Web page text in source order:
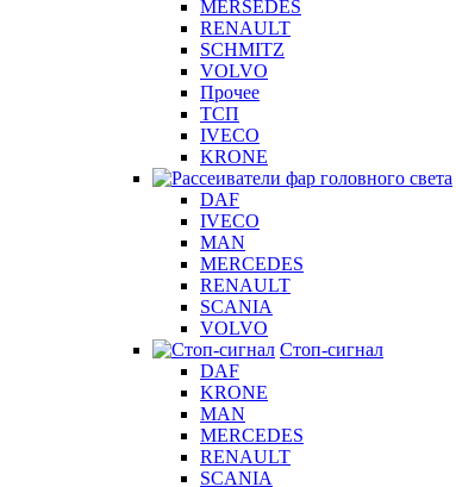
MERSEDES
RENAULT
SCHMITZ
VOLVO
Прочее
ТСП
IVECO
KRONE
DAF
IVECO
MAN
MERCEDES
RENAULT
SCANIA
VOLVO
Стоп-сигнал
DAF
KRONE
MAN
MERCEDES
RENAULT
SCANIA